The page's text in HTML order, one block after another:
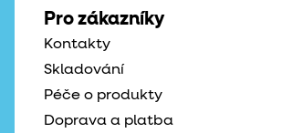
Pro zákazníky
Kontakty
Skladování
Péče o produkty
Doprava a platba